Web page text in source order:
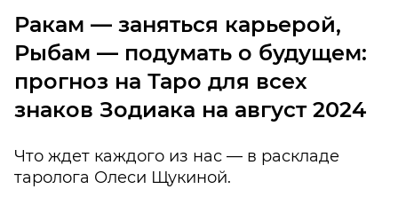
Ракам — заняться карьерой,
Рыбам — подумать о будущем:
прогноз на Таро для всех
знаков Зодиака на август 2024
Что ждет каждого из нас — в раскладе
таролога Олеси Щукиной.